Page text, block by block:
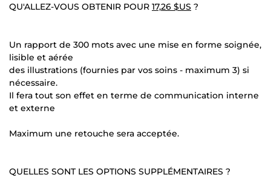
QU'ALLEZ-VOUS OBTENIR POUR 17,26 $US ?
Un rapport de 300 mots avec une mise en forme soignée,
lisible et aérée
des illustrations (fournies par vos soins - maximum 3) si
nécessaire.
Il fera tout son effet en terme de communication interne
et externe
Maximum une retouche sera acceptée.
QUELLES SONT LES OPTIONS SUPPLÉMENTAIRES ?